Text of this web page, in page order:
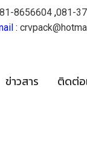
8656604 ,081-
:
ข่าวสาร ติดต่อ